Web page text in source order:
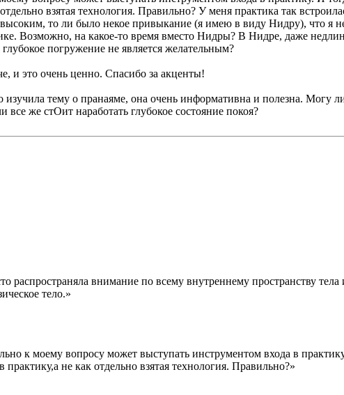
взятая технология. Правильно? У меня практика так
то ли было некое привыкание (я имею в виду Нидру), что я
Возможно, на какое-то время вместо Нидры? В Нидре, даже
погружение не является желательным?
и это очень ценно. Спасибо за акценты!
тему о пранаяме, она очень информативна и полезна. Могу
же стОит наработать глубокое состояние покоя?
распространяла внимание по всему внутреннему пространству
тело.»
к моему вопросу может выступать инструментом входа в
не как отдельно взятая технология. Правильно?»